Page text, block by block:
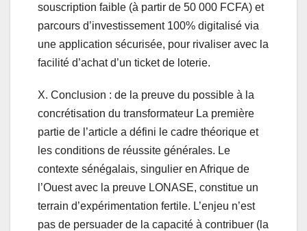
souscription faible (à partir de 50 000 FCFA) et
parcours d’investissement 100% digitalisé via
une application sécurisée, pour rivaliser avec la
facilité d’achat d’un ticket de loterie.
X. Conclusion : de la preuve du possible à la
concrétisation du transformateur La première
partie de l’article a défini le cadre théorique et
les conditions de réussite générales. Le
contexte sénégalais, singulier en Afrique de
l’Ouest avec la preuve LONASE, constitue un
terrain d’expérimentation fertile. L’enjeu n’est
pas de persuader de la capacité à contribuer (la